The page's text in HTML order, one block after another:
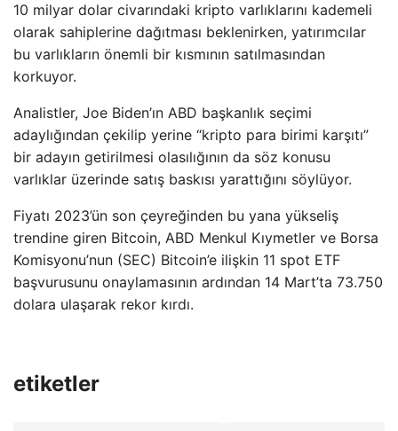
10 milyar dolar civarındaki kripto varlıklarını kademeli
olarak sahiplerine dağıtması beklenirken, yatırımcılar
bu varlıkların önemli bir kısmının satılmasından
korkuyor.
Analistler, Joe Biden’ın ABD başkanlık seçimi
adaylığından çekilip yerine “kripto para birimi karşıtı”
bir adayın getirilmesi olasılığının da söz konusu
varlıklar üzerinde satış baskısı yarattığını söylüyor.
Fiyatı 2023’ün son çeyreğinden bu yana yükseliş
trendine giren Bitcoin, ABD Menkul Kıymetler ve Borsa
Komisyonu’nun (SEC) Bitcoin’e ilişkin 11 spot ETF
başvurusunu onaylamasının ardından 14 Mart’ta 73.750
dolara ulaşarak rekor kırdı.
etiketler